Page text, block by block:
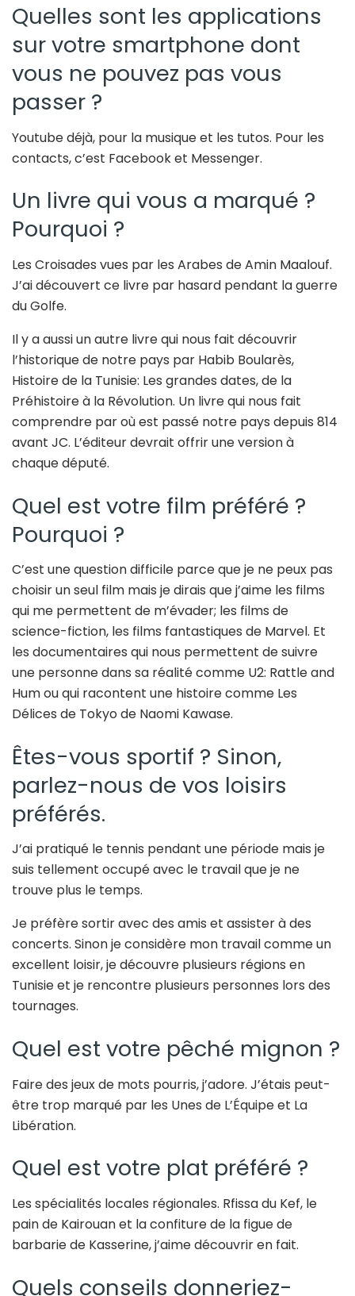
Quelles sont les applications
sur votre smartphone dont
vous ne pouvez pas vous
passer ?
Youtube déjà, pour la musique et les tutos. Pour les
contacts, c’est Facebook et Messenger.
Un livre qui vous a marqué ?
Pourquoi ?
Les Croisades vues par les Arabes de Amin Maalouf.
J’ai découvert ce livre par hasard pendant la guerre
du Golfe.
Il y a aussi un autre livre qui nous fait découvrir
l’historique de notre pays par Habib Boularès,
Histoire de la Tunisie: Les grandes dates, de la
Préhistoire à la Révolution. Un livre qui nous fait
comprendre par où est passé notre pays depuis 814
avant JC. L’éditeur devrait offrir une version à
chaque député.
Quel est votre film préféré ?
Pourquoi ?
C’est une question difficile parce que je ne peux pas
choisir un seul film mais je dirais que j’aime les films
qui me permettent de m’évader; les films de
science-fiction, les films fantastiques de Marvel. Et
les documentaires qui nous permettent de suivre
une personne dans sa réalité comme U2: Rattle and
Hum ou qui racontent une histoire comme Les
Délices de Tokyo de Naomi Kawase.
Êtes-vous sportif ? Sinon,
parlez-nous de vos loisirs
préférés.
J’ai pratiqué le tennis pendant une période mais je
suis tellement occupé avec le travail que je ne
trouve plus le temps.
Je préfère sortir avec des amis et assister à des
concerts. Sinon je considère mon travail comme un
excellent loisir, je découvre plusieurs régions en
Tunisie et je rencontre plusieurs personnes lors des
tournages.
Quel est votre pêché mignon ?
Faire des jeux de mots pourris, j’adore. J’étais peut-
être trop marqué par les Unes de L’Équipe et La
Libération.
Quel est votre plat préféré ?
Les spécialités locales régionales. Rfissa du Kef, le
pain de Kairouan et la confiture de la figue de
barbarie de Kasserine, j’aime découvrir en fait.
Quels conseils donneriez-